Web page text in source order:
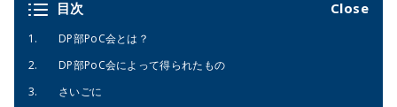
目次
DP部PoC会とは？
DP部PoC会によって得られたもの
さいごに